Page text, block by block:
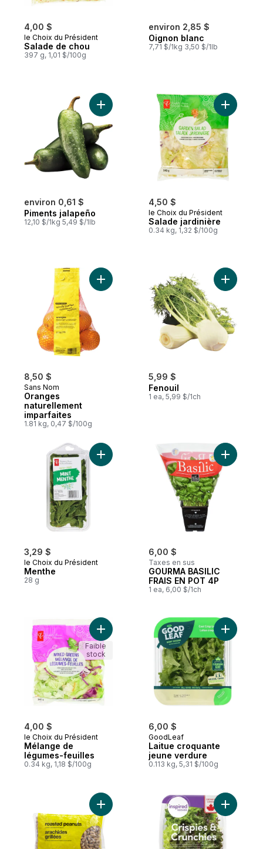
4,00 $
le Choix du Président
Salade de chou
397 g, 1,01 $/100g
environ 2,85 $
Oignon blanc
7,71 $/1kg 3,50 $/1lb
environ 0,61 $
Piments jalapeño
12,10 $/1kg 5,49 $/1lb
Ajouter Piments jalapeño au panier
4,50 $
le Choix du Président
Salade jardinière
0.34 kg, 1,32 $/100g
Ajouter
8,50 $
Sans Nom
Oranges
naturellement
imparfaites
1.81 kg, 0,47 $/100g
Ajouter Oranges naturellement
5,99 $
Fenouil
1 ea, 5,99 $/1ch
Ajouter
3,29 $
le Choix du Président
Menthe
28 g
Ajouter Menthe au panier
6,00 $
Taxes en sus
GOURMA BASILIC
FRAIS EN POT 4P
1 ea, 6,00 $/1ch
Ajouter
4,00 $
le Choix du Président
Mélange de
légumes-feuilles
0.34 kg, 1,18 $/100g
Ajouter Mélange de légumes-feuilles au
Faible
stock
6,00 $
GoodLeaf
Laitue croquante
jeune verdure
0.113 kg, 5,31 $/100g
Ajouter
Ajouter Arachides rôties en écale au
Ajouter